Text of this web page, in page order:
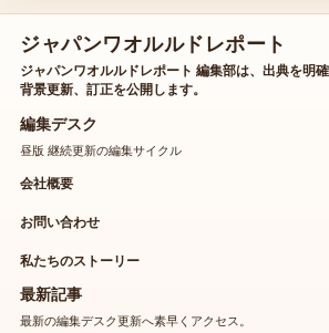
ジャパンワオルルドレポート
ジャパンワオルルドレポート 編集部は、出典を明
背景更新、訂正を公開します。
編集デスク
昼版 継続更新の編集サイクル
会社概要
お問い合わせ
私たちのストーリー
最新記事
最新の編集デスク更新へ素早くアクセス。